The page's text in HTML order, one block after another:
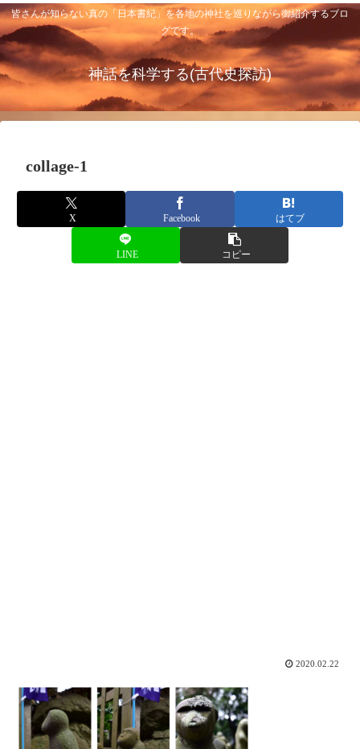
皆さんが知らない真の「日本書紀」を各地の神社を巡りながら御紹介するブロ
グです。
神話を科学する(古代史探訪)
collage-1
X Facebook はてブ
LINE コピー
2020.02.22